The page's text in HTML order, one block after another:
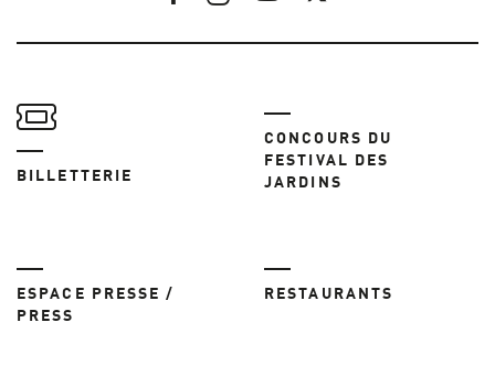
BILLETTERIE
CONCOURS DU
FESTIVAL DES
JARDINS
ESPACE PRESSE /
PRESS
RESTAURANTS